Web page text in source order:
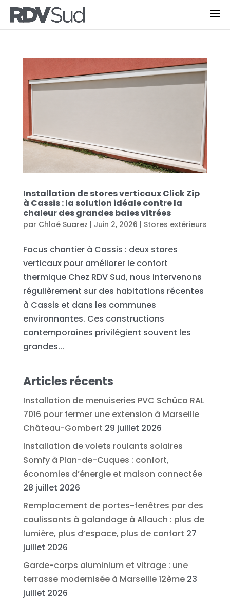
Installation de stores verticaux Click Zip
à Cassis : la solution idéale contre la
chaleur des grandes baies vitrées
par Chloé Suarez | Juin 2, 2026 | Stores extérieurs
Focus chantier à Cassis : deux stores
verticaux pour améliorer le confort
thermique Chez RDV Sud, nous intervenons
régulièrement sur des habitations récentes
à Cassis et dans les communes
environnantes. Ces constructions
contemporaines privilégient souvent les
grandes...
Articles récents
Installation de menuiseries PVC Schüco RAL
7016 pour fermer une extension à Marseille
Château-Gombert 29 juillet 2026
Installation de volets roulants solaires
Somfy à Plan-de-Cuques : confort,
économies d’énergie et maison connectée
28 juillet 2026
Remplacement de portes-fenêtres par des
coulissants à galandage à Allauch : plus de
lumière, plus d’espace, plus de confort 27
juillet 2026
Garde-corps aluminium et vitrage : une
terrasse modernisée à Marseille 12ème 23
juillet 2026